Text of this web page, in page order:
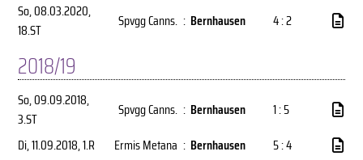
So, 08.03.2020,
18.ST
Spvgg Canns. : Bernhausen 4 : 2
2018/19
So, 09.09.2018,
3.ST
Spvgg Canns. : Bernhausen
1 : 5
Di, 11.09.2018, 1.R Ermis Metana : Bernhausen
5 : 4